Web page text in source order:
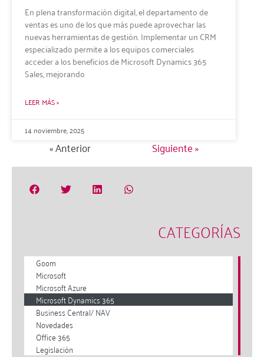
En plena transformación digital, el departamento de
ventas es uno de los que más puede aprovechar las
nuevas herramientas de gestión. Implementar un CRM
especializado permite a los equipos comerciales
acceder a los beneficios de Microsoft Dynamics 365
Sales, mejorando
LEER MÁS »
14 noviembre, 2025
« Anterior Siguiente »
CATEGORÍAS
Goom
Microsoft
Microsoft Azure
Microsoft Dynamics 365
Business Central/ NAV
Novedades
Office 365
Legislación